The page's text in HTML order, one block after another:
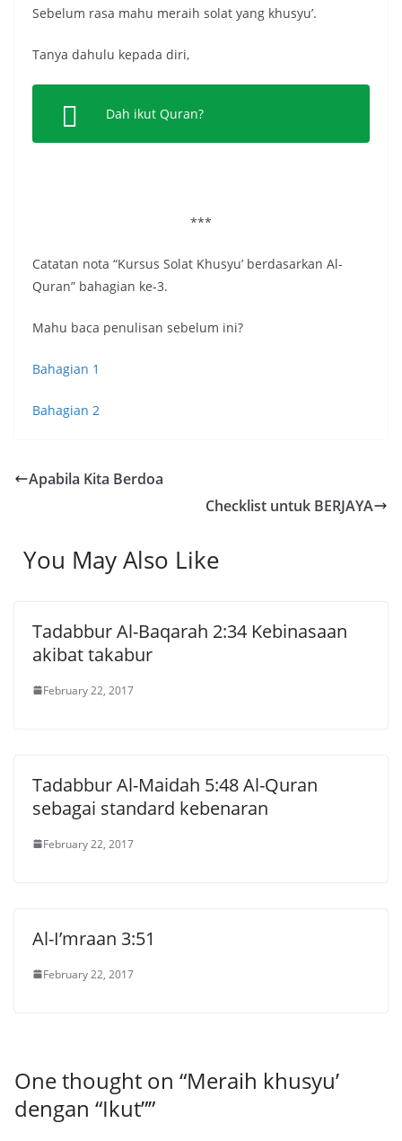
Sebelum rasa mahu meraih solat yang khusyu’.
Tanya dahulu kepada diri,
Dah ikut Quran?
***
Catatan nota “Kursus Solat Khusyu’ berdasarkan Al-
Quran” bahagian ke-3.
Mahu baca penulisan sebelum ini?
Bahagian 1
Bahagian 2
Apabila Kita Berdoa
Checklist untuk BERJAYA
You May Also Like
Tadabbur Al-Baqarah 2:34 Kebinasaan
akibat takabur
February 22, 2017
Tadabbur Al-Maidah 5:48 Al-Quran
sebagai standard kebenaran
February 22, 2017
Al-I’mraan 3:51
February 22, 2017
One thought on “Meraih khusyu’
dengan “Ikut””